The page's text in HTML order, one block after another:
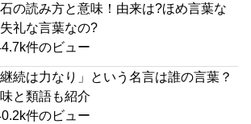
の読み方と意味！由来は?ほめ言葉な
礼な言葉なの?
件のビュー
継続は力なり」という名言は誰の言葉？
と類語も紹介
件のビュー